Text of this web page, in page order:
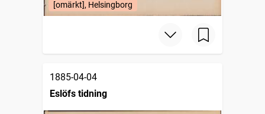
[omärkt], Helsingborg
1885-04-04
Eslöfs tidning